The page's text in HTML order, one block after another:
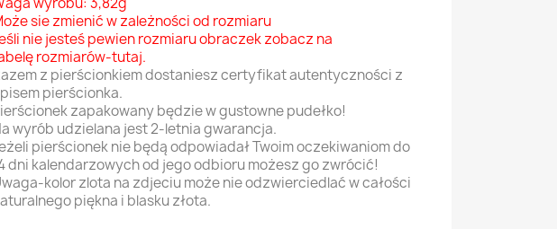
sie zmienić w zależności od rozmiaru
nie jesteś pewien rozmiaru obraczek zobacz na
rozmiarów-tutaj.
z pierścionkiem dostaniesz certyfikat autentyczności z
pierścionka.
zapakowany będzie w gustowne pudełko!
wyrób udzielana jest 2-letnia gwarancja.
pierścionek nie będą odpowiadał Twoim oczekiwaniom do
dni kalendarzowych od jego odbioru możesz go zwrócić!
kolor zlota na zdjeciu może nie odzwierciedlać w całości
piękna i blasku złota.